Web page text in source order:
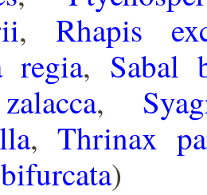
, Rhapis
regia, Sabal
,
, Thrinax
)